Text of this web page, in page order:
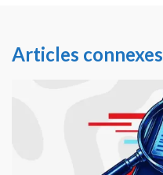
Articles connexes